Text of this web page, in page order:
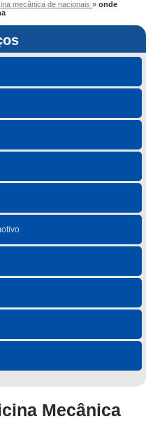
mecânica de nacionais»onde
Mecânica